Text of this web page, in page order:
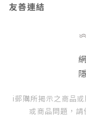
友善連結
i郵購所揭示之商品
或商品問題，